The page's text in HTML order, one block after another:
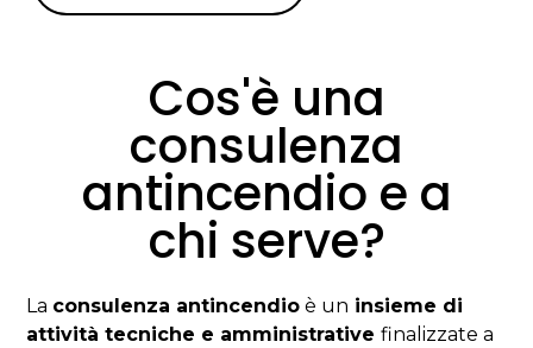
Cos'è una
consulenza
antincendio e a
chi serve?
La consulenza antincendio è un insieme di
attività tecniche e amministrative finalizzate a